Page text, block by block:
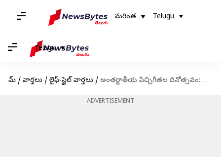
మరింత Telugu
Telugu
హోమ్ / వార్తలు / లైఫ్-స్టైల్ వార్తలు / అంతర్జాతీయ పిచ్చిగీతల దినోత్సవం: పిల్లల్లో క్రియేటివిటీని పెంచాలంటే పిచ్చిగీతలు గీయించండి
ADVERTISEMENT